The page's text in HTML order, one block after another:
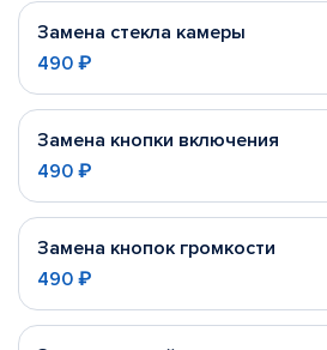
Замена стекла камеры
490 ₽
Замена кнопки включения
490 ₽
Замена кнопок громкости
490 ₽